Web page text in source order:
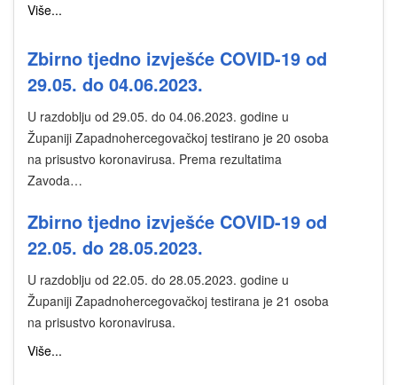
Više...
Zbirno tjedno izvješće COVID-19 od
29.05. do 04.06.2023.
U razdoblju od 29.05. do 04.06.2023. godine u
Županiji Zapadnohercegovačkoj testirano je 20 osoba
na prisustvo koronavirusa. Prema rezultatima
Zavoda…
Zbirno tjedno izvješće COVID-19 od
22.05. do 28.05.2023.
U razdoblju od 22.05. do 28.05.2023. godine u
Županiji Zapadnohercegovačkoj testirana je 21 osoba
na prisustvo koronavirusa.
Više...